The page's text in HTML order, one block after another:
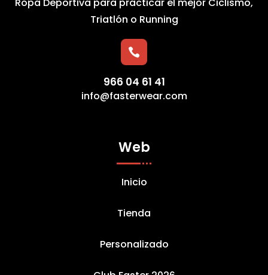
Triatlón o Running

966 04 61 41
info@fasterwear.com
Web
Inicio
Tienda
Personalizado